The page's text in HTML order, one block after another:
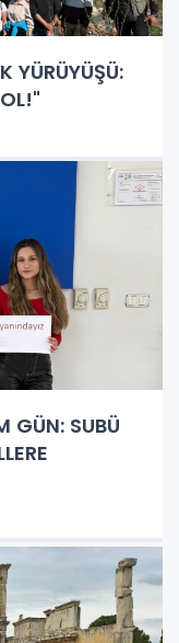
YÜRÜYÜŞÜ:
GÜN: SUBÜ